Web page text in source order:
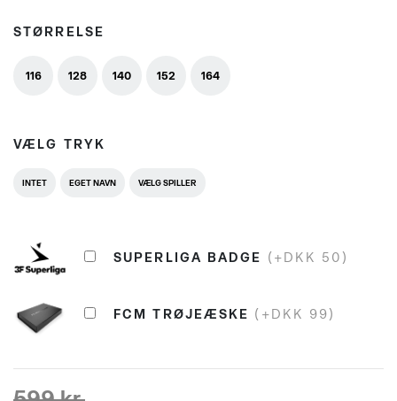
STØRRELSE
116 128 140 152 164
VÆLG TRYK
INTET EGET NAVN VÆLG SPILLER
SUPERLIGA BADGE (+DKK 50)
FCM TRØJEÆSKE (+DKK 99)